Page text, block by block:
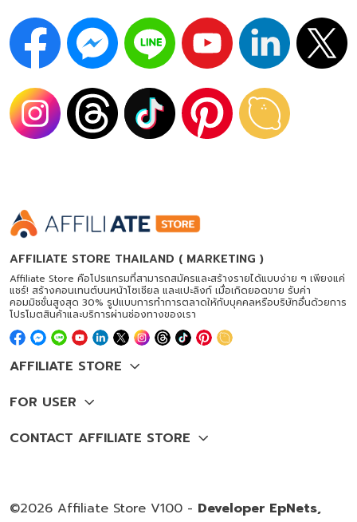
AFFILIATE STORE THAILAND ( MARKETING )
Affiliate Store คือโปรแกรมที่สามารถสมัครและสร้างรายได้แบบง่าย ๆ เพียงแค่
แชร์! สร้างคอนเทนต์บนหน้าโซเชียล และแปะลิงก์ เมื่อเกิดยอดขาย รับค่า
คอมมิชชั่นสูงสุด 30% รูปแบบการทำการตลาดให้กับบุคคลหรือบริษัทอื่นด้วยการ
โปรโมตสินค้าและบริการผ่านช่องทางของเรา
©2026 Affiliate Store V100 - Developer EpNets,